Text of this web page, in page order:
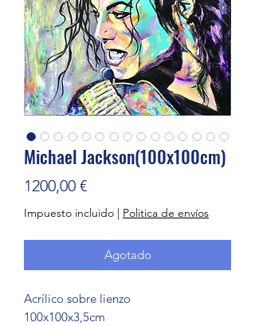
Michael Jackson(100x100cm)
1200,00 €Precio
Impuesto incluido | Politica de envíos
Agotado
Acrílico sobre lienzo
100x100x3,5cm